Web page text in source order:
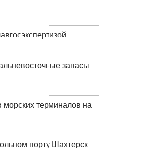
запасы
терминалов на
порту Шахтерск